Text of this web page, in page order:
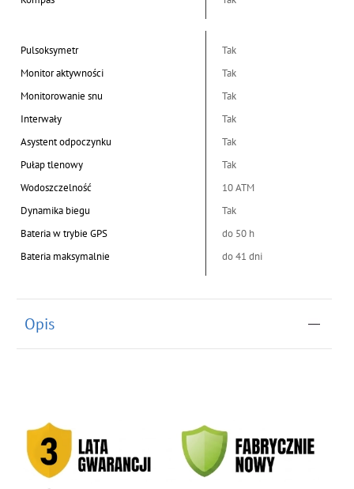
Pulsoksymetr
Tak
Monitor aktywności
Tak
Monitorowanie snu
Tak
Interwały
Tak
Asystent odpoczynku
Tak
Pułap tlenowy
Tak
Wodoszczelność
10 ATM
Dynamika biegu
Tak
Bateria w trybie GPS
do 50 h
Bateria maksymalnie
do 41 dni
Opis